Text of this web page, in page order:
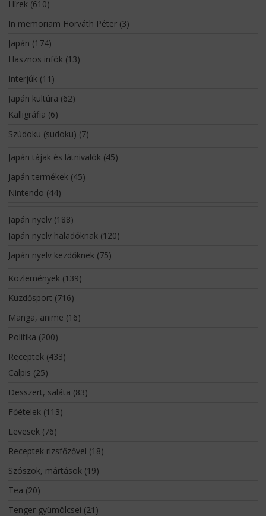
Hírek(610)
In memoriam Horváth Péter(3)
Japán (174)
Hasznos infók(13)
Interjúk(11)
Japán kultúra (62)
Kalligráfia (6)
Szúdoku (sudoku) (7)
Japán tájak és látnivalók(45)
Japán termékek(45)
Nintendo (44)
Japán nyelv(188)
Japán nyelv haladóknak(120)
Japán nyelv kezdőknek(75)
Közlemények(139)
Küzdősport (716)
Manga, anime (16)
Politika (200)
Receptek(433)
Calpis (25)
Desszert, saláta (83)
Főételek(113)
Levesek(76)
Receptek rizsfőzővel (18)
Szószok, mártások(19)
Tea (20)
Tenger gyümölcsei (21)